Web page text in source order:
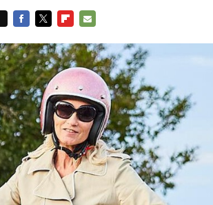
MAIL